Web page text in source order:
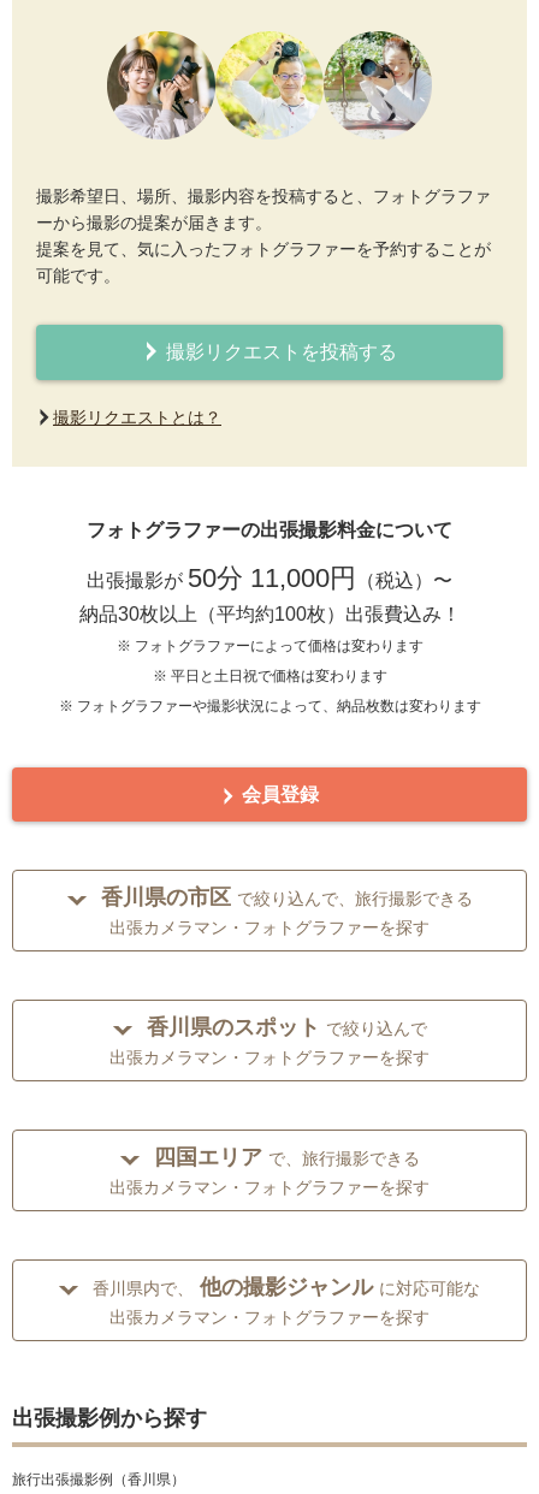
撮影希望日、場所、撮影内容を投稿すると、フォトグラファ
ーから撮影の提案が届きます。
提案を見て、気に入ったフォトグラファーを予約することが
可能です。
撮影リクエストを投稿する
撮影リクエストとは？
フォトグラファーの出張撮影料金について
出張撮影が 50分 11,000円
（税込）〜
納品30枚以上（平均約100枚）出張費込み！
※ フォトグラファーによって価格は変わります
※ 平日と土日祝で価格は変わります
※ フォトグラファーや撮影状況によって、納品枚数は変わります
会員登録
香川県の市区 で絞り込んで、旅行撮影できる
出張カメラマン・フォトグラファーを探す
香川県のスポット で絞り込んで
出張カメラマン・フォトグラファーを探す
四国エリア で、旅行撮影できる
出張カメラマン・フォトグラファーを探す
香川県内で、 他の撮影ジャンル に対応可能な
出張カメラマン・フォトグラファーを探す
出張撮影例から探す
旅行出張撮影例（香川県）